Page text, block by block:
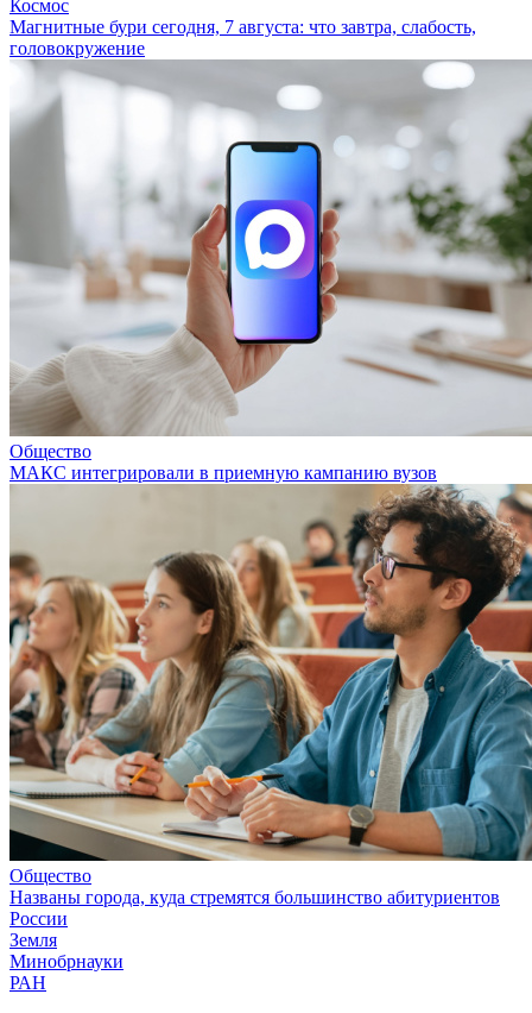
Космос
Магнитные бури сегодня, 7 августа: что завтра, слабость,
головокружение
Общество
МАКС интегрировали в приемную кампанию вузов
Общество
Названы города, куда стремятся большинство абитуриентов
России
Земля
Минобрнауки
РАН